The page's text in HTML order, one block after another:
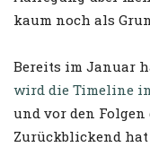
kaum noch als
Bereits im Januar
wird die Timeline
und vor den
Zurückblickend